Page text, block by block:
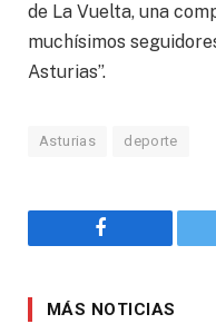
de La Vuelta, una
muchísimos
Asturias”.
Asturias deporte
Facebook
MÁS NOTICIAS